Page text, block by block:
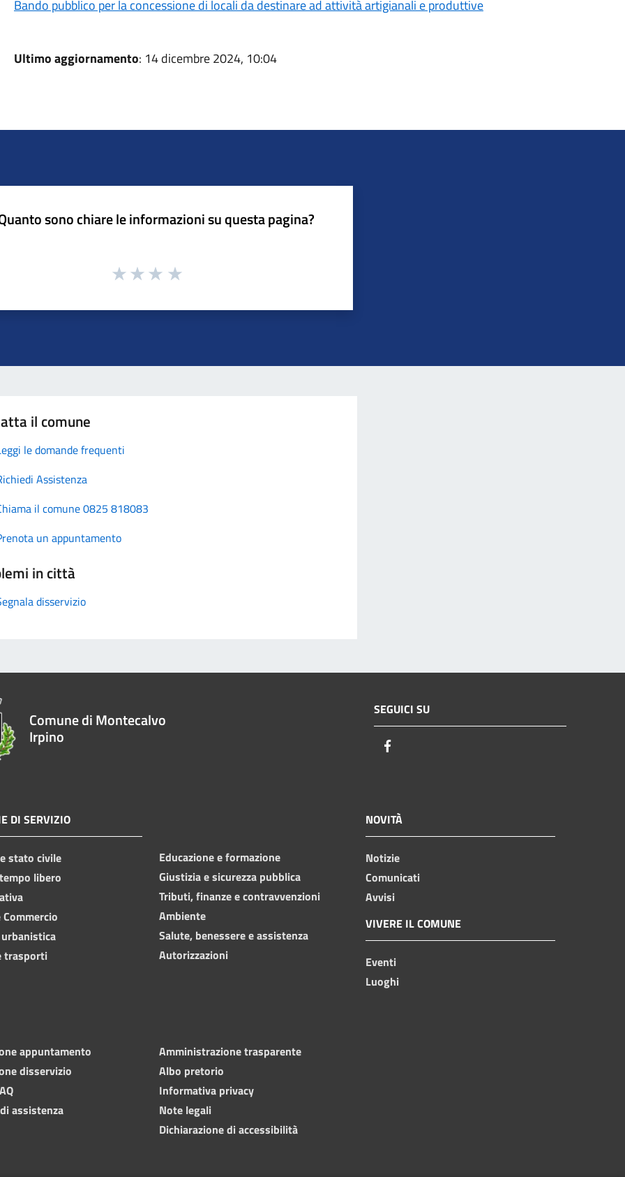
Bando pubblico per la concessione di locali da destinare ad attività artigianali e produttive
Ultimo aggiornamento: 14 dicembre 2024, 10:04
sono chiare le informazioni su questa pagina?
il comune
le domande frequenti
Assistenza
il comune 0825 818083
un appuntamento
in città
disservizio
Comune di Montecalvo
Irpino
SEGUICI SU
DI SERVIZIO
stato civile
libero
trasporti
Educazione e formazione
Giustizia e sicurezza pubblica
Tributi, finanze e contravvenzioni
Ambiente
Salute, benessere e assistenza
Autorizzazioni
NOVITÀ
Notizie
Comunicati
Avvisi
VIVERE IL COMUNE
Eventi
Luoghi
appuntamento
disservizio
assistenza
Amministrazione trasparente
Albo pretorio
Informativa privacy
Note legali
Dichiarazione di accessibilità